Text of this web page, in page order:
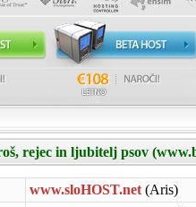
rejec in ljubitelj psov
www.sloHOST.net (Aris)